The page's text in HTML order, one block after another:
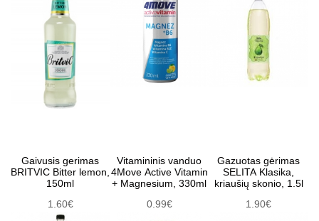
Gaivusis gerimas
BRITVIC Bitter lemon,
150ml
1.60€
Vitamininis vanduo
4Move Active Vitamin
+ Magnesium, 330ml
0.99€
Gazuotas gėrimas
SELITA Klasika,
kriaušių skonio, 1.5l
1.90€